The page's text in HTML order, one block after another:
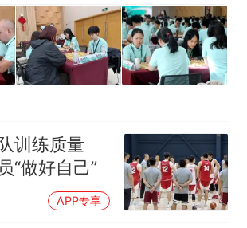
训练质量
“做好自己”
APP专享